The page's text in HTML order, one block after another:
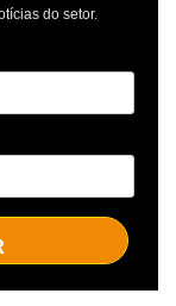
do setor.